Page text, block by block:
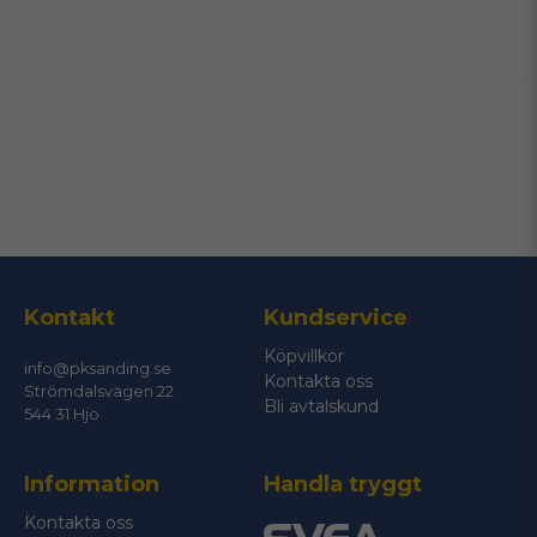
Ja, ni får publicera min fråga
Skicka fråga
Kontakt
info@pksanding.se
Strömdalsvägen 22
544 31 Hjo
Kundservice
Köpvillkor
Kontakta oss
Bli avtalskund
Information
Kontakta oss
Handla tryggt